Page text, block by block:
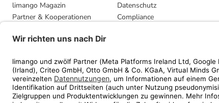
limango Magazin
Partner & Kooperationen
Presse
Datenschutz
Compliance